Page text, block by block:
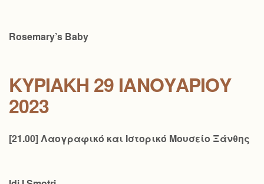
Rosemary’s Baby
ΚΥΡΙΑΚΉ 29 ΙΑΝΟΥΑΡΊΟΥ
2023
[21.00] Λαογραφικό και Ιστορικό Μουσείο Ξάνθης